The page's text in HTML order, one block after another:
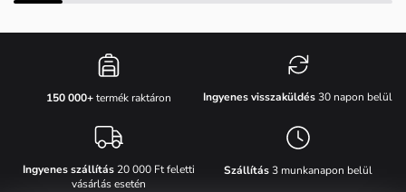
150 000+termék raktáron Ingyenes visszaküldés30 napon belül
Ingyenes szállítás20 000 Ft feletti
vásárlás esetén
Szállítás3 munkanapon belül